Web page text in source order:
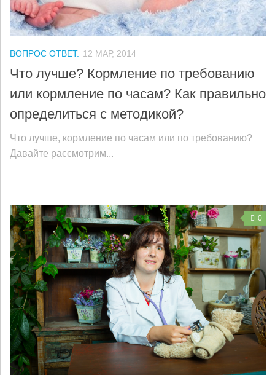
ВОПРОС ОТВЕТ. 12 МАР, 2014
Что лучше? Кормление по требованию
или кормление по часам? Как правильно
определиться с методикой?
Что лучше, кормление по часам или по требованию?
Давайте рассмотрим...
0